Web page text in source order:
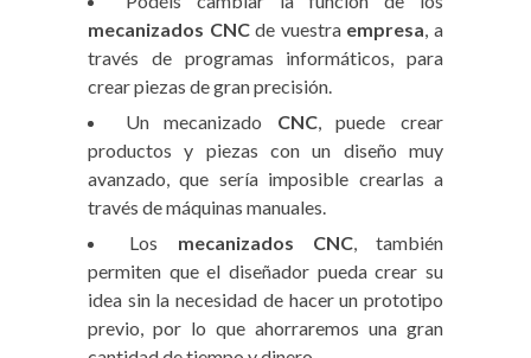
mecanizados CNCde vuestra empresa, a
través de programas informáticos, para
crear piezas de gran precisión.
Un mecanizado CNC, puede crear
productos y piezas con un diseño muy
avanzado, que sería imposible crearlas a
través de máquinas manuales.
Los mecanizados CNC, también
permiten que el diseñador pueda crear su
idea sin la necesidad de hacer un prototipo
previo, por lo que ahorraremos una gran